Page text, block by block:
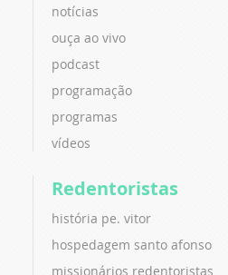
notícias
ouça ao vivo
podcast
programação
programas
vídeos
Redentoristas
história pe. vitor
hospedagem santo afonso
missionários redentoristas